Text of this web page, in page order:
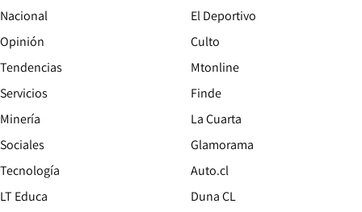
Nacional
Opinión
Tendencias
Servicios
Minería
Sociales
Tecnología
LT Educa
El Deportivo
Culto
Mtonline
Finde
La Cuarta
Glamorama
Auto.cl
Duna CL